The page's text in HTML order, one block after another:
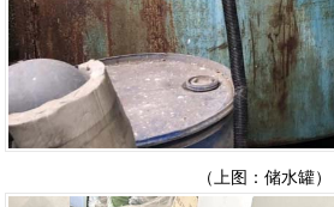
（上图：储水罐）